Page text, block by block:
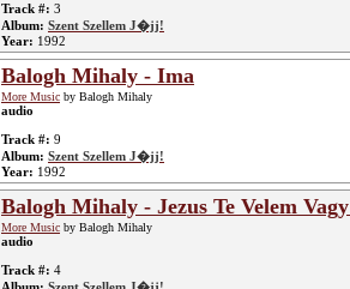
Track #: 3
Album: Szent Szellem J�jj!
Year: 1992
Balogh Mihaly - Ima
More Music by Balogh Mihaly
audio
Track #: 9
Album: Szent Szellem J�jj!
Year: 1992
Balogh Mihaly - Jezus Te Velem
More Music by Balogh Mihaly
audio
Track #: 4